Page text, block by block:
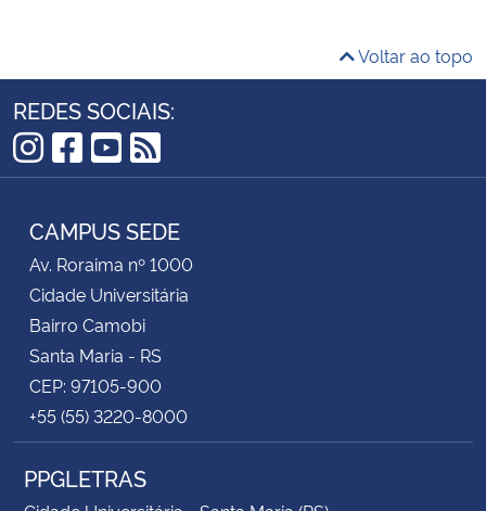
Voltar ao topo
REDES SOCIAIS:
Instagram
Facebook
YouTube
RSS
CAMPUS SEDE
Av. Roraima nº 1000
Cidade Universitária
Bairro Camobi
Santa Maria - RS
CEP: 97105-900
+55 (55) 3220-8000
PPGLETRAS